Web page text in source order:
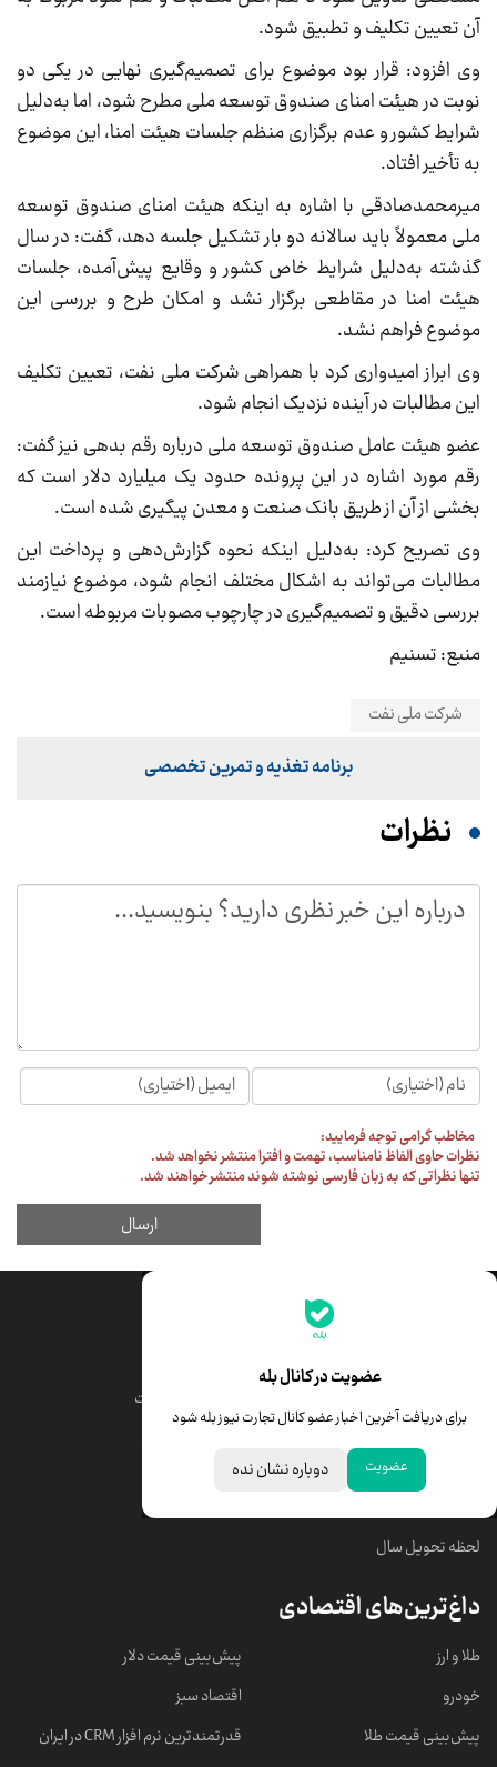
عضویت در کانال بله
برای دریافت آخرین اخبار عضو کانال تجارت نیوز بله شود
عضویت دوباره نشان نده
جدیدترین قیمت‌ها
قیمت درهم امارات
خبرهای مهم
لحظه تحویل سال
داغ‌ترین‌های اقتصادی
طلا و ارز
خودرو
پیش‌بینی قیمت طلا
پیش‌بینی قیمت دلار
اقتصاد سبز
قدرتمندترین نرم‌ افزار CRM در ایران